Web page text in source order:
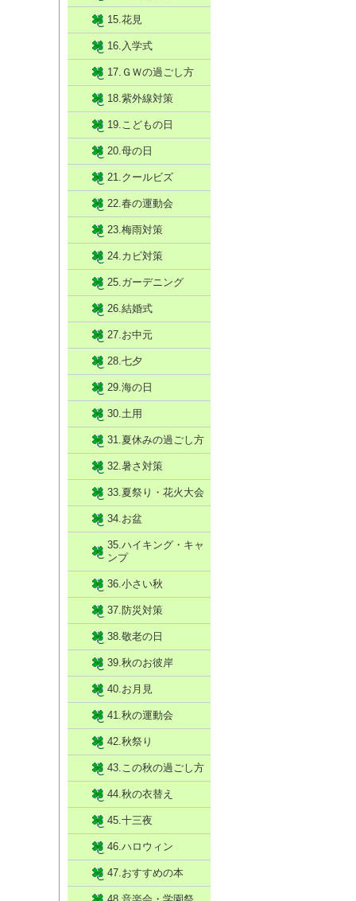
15.花見
16.入学式
17.ＧＷの過ごし方
18.紫外線対策
19.こどもの日
20.母の日
21.クールビズ
22.春の運動会
23.梅雨対策
24.カビ対策
25.ガーデニング
26.結婚式
27.お中元
28.七夕
29.海の日
30.土用
31.夏休みの過ごし方
32.暑さ対策
33.夏祭り・花火大会
34.お盆
35.ハイキング・キャ
ンプ
36.小さい秋
37.防災対策
38.敬老の日
39.秋のお彼岸
40.お月見
41.秋の運動会
42.秋祭り
43.この秋の過ごし方
44.秋の衣替え
45.十三夜
46.ハロウィン
47.おすすめの本
48.音楽会・学園祭